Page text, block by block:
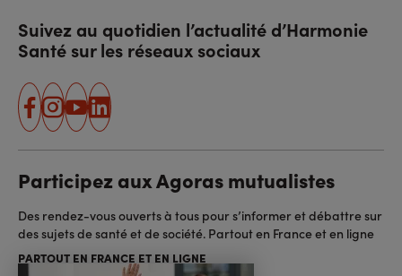
Suivez au quotidien l’actualité d’Harmonie
Santé sur les réseaux sociaux
facebook
instagram
youtube
linkedin
Participez aux Agoras mutualistes
Des rendez-vous ouverts à tous pour s’informer et débattre sur
des sujets de santé et de société. Partout en France et en ligne
PARTOUT EN FRANCE ET EN LIGNE